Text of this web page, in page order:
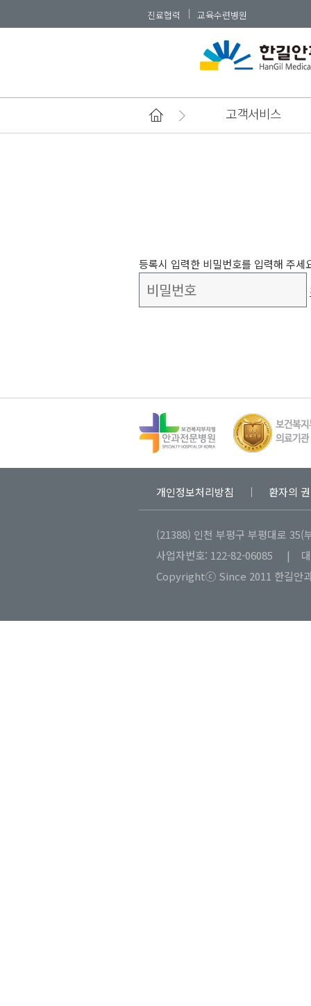
진료협력 교육수련병원
고객서비스
등록시 입력한 비밀번호를 입력해 주세
개인정보처리방침 환자의
(21388) 인천 부평구 부평대로
사업자번호: 122-82-06085 | 대
Copyrightⓒ Since 2011 한길안